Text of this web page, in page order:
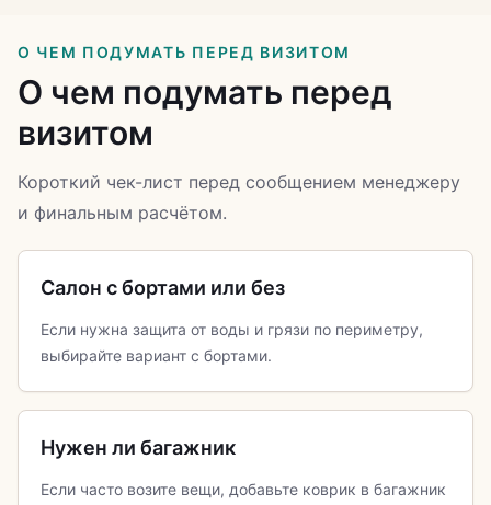
О ЧЕМ ПОДУМАТЬ ПЕРЕД ВИЗИТОМ
О чем подумать перед
визитом
Короткий чек-лист перед сообщением менеджеру
и финальным расчётом.
Салон с бортами или без
Если нужна защита от воды и грязи по периметру,
выбирайте вариант с бортами.
Нужен ли багажник
Если часто возите вещи, добавьте коврик в багажник